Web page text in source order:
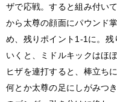
ザで応戦。すると組み付い
から太尊の顔面にパウンド
め、残りポイント1-1に。
いくと、ミドルキックはほ
ヒザを連打すると、棒立ち
何とか太尊の足にしがみつ